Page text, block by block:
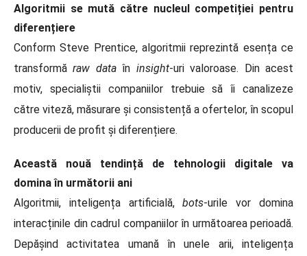
Algoritmii se mută către nucleul competiției pentru
diferențiere
Conform Steve Prentice, algoritmii reprezintă esența ce
transformăraw dataîn insight-uri valoroase. Din acest
motiv, specialiștii companiilor trebuie să îi canalizeze
către viteză, măsurare și consistență a ofertelor, în scopul
producerii de profit și diferențiere.
Această nouă tendință de tehnologii digitale va
domina în următorii ani
Algoritmii, inteligența artificială,bots-urile vor domina
interacținile din cadrul companiilor în următoarea perioadă.
Depășind activitatea umană în unele arii, inteligența